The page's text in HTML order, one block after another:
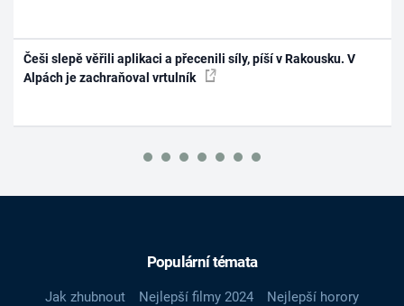
Češi slepě věřili aplikaci a přecenili síly, píší v Rakousku. V
Alpách je zachraňoval vrtulník
Populární témata
Jak zhubnout Nejlepší filmy 2024
Nejlepší horory